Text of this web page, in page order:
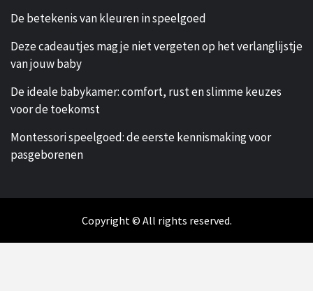
De betekenis van kleuren in speelgoed
Deze cadeautjes mag je niet vergeten op het verlanglijstje
van jouw baby
De ideale babykamer: comfort, rust en slimme keuzes
voor de toekomst
Montessori speelgoed: de eerste kennismaking voor
pasgeborenen
Copyright © All rights reserved.